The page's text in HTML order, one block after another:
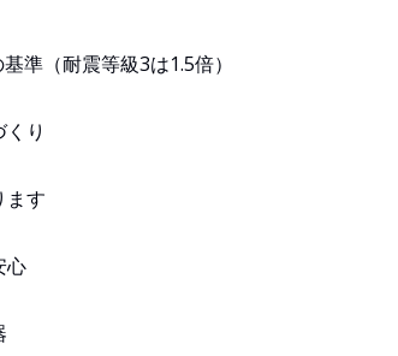
準（耐震等級3は1.5倍）
り
ます
心